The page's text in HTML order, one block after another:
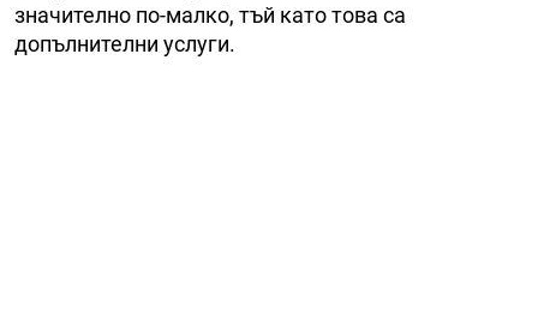
значително по-малко, тъй като това са
допълнителни услуги.